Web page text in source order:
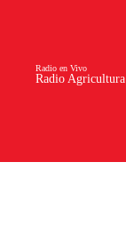
Radio Agricultura
Radio en Vivo